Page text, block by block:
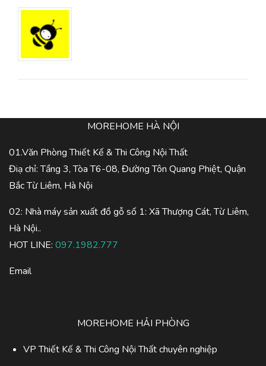
MOREHOME HÀ NỘI
01.Văn Phòng Thiết Kế & Thi Công Nội Thất
Điạ chỉ: Tầng 3, Tòa T6-08, Đường Tôn Quang Phiệt, Quận
Bắc Từ Liêm, Hà Nội
02: Nhà máy sản xuất đồ gỗ số 1: Xã Thượng Cát, Từ Liêm,
Hà Nội..
HOT LINE: 097.1982.777
Email
MOREHOME HẢI PHÒNG
VP Thiết Kế & Thi Công Nội Thất chuyên nghiệp